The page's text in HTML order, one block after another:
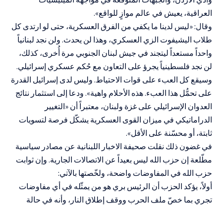
العراقية، يعيش في عالم موازٍ للواقع».
وقال: «ليس لدينا ما يكفي من الفرق العسكرية، حتى لو ارتدى كل
طلاب اليشيفوت الزي العسكري، وهذا لن يحدث. ولن نجد لبنانياً
واحداً مستعداً ليتجند في جيش لبنان الجنوبي مرة أُخرى، كذلك،
لن نجد فلسطينياً يجرؤ على التعاون مع حُكم عسكري إسرائيلي.
وسيقع كل العبء على قوات الاحتياط. وليس لدى إسرائيل القدرة
على تحمُّل هذا العبء. هذه الأحلام واهية». ودعا إلى استثمار نتائج
العدوان الإسرائيلي على غزة ولبنان، معتبراً أن «التغيير
الدراماتيكي في ميزان القوى العسكرية يشكّل فرصة لتسويات
ثابتة، أو محسّنة على الأقل».
في غضون ذلك نقلت صحيفة الاخبار اللبنانية عن مصادر سياسية
مطّلعة إن حزب الله ليس بعيداً عن الاتصالات الجارية. وإن ثوابت
حزب الله في المفاوضات واضحة، ولخّصتها بالآتي:
أولاً، يؤكد الحزب أن الرئيس بري هو من يمثّله في أي مفاوضات
تجري بما خصّ ملف الحرب ووقف إطلاق النار، وأنه في حالة